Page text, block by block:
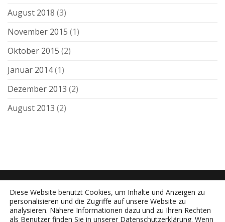
August 2018 (3)
November 2015 (1)
Oktober 2015 (2)
Januar 2014(1)
Dezember 2013 (2)
August 2013 (2)
SKE Kommunalentwicklungsgesellschaft mbH
Grüner Platz 10 | 08289 Schneeberg | E-Mail: info@ske-
Diese Website benutzt Cookies, um Inhalte und Anzeigen zu
personalisieren und die Zugriffe auf unsere Website zu
analysieren. Nähere Informationen dazu und zu Ihren Rechten
als Benutzer finden Sie in unserer Datenschutzerklärung. Wenn